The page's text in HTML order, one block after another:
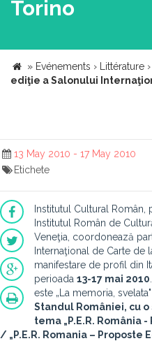
Torino
» Evénements › Littérature ›
ediţie a Salonului
13 May 2010 - 17 May 2010
Etichete
Institutul Cultural
Institutul Român de
Veneţia, coordonează
Internaţional de Carte de
manifestare de profil din
perioada 13-17 mai 2010
este „La memoria,
Standul României, cu o
tema „P.E.R. România
/ „P.E.R. Romania – Proposte